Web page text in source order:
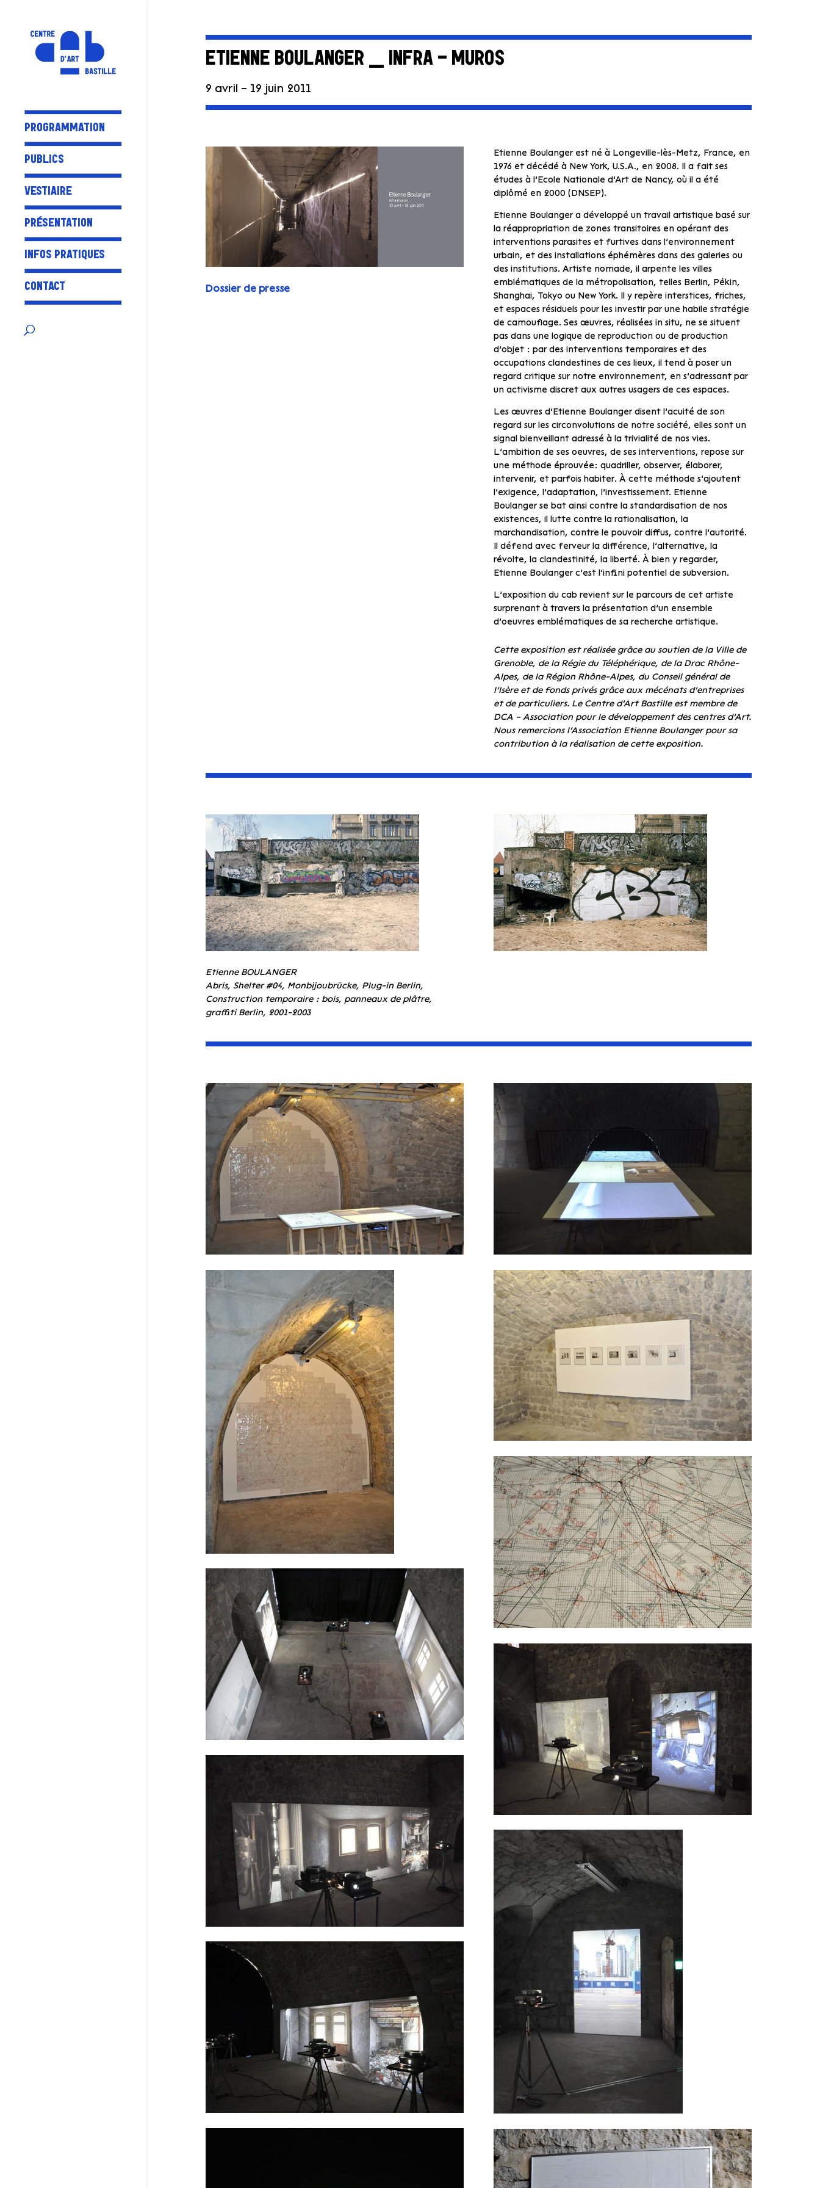
PROGRAMMATION
PUBLICS
VESTIAIRE
PRÉSENTATION
INFOS PRATIQUES
CONTACT
ETIENNE BOULANGER _ INFRA – MUROS
9 avril – 19 juin 2011
Dossier de presse
Etienne Boulanger est né à Longeville-lès-Metz, France, en
1976 et décédé à New York, U.S.A., en 2008. Il a fait ses
études à l’Ecole Nationale d’Art de Nancy, où il a été
diplômé en 2000 (DNSEP).
Etienne Boulanger a développé un travail artistique basé sur
la réappropriation de zones transitoires en opérant des
interventions parasites et furtives dans l’environnement
urbain, et des installations éphémères dans des galeries ou
des institutions. Artiste nomade, il arpente les villes
emblématiques de la métropolisation, telles Berlin, Pékin,
Shanghai, Tokyo ou New York. Il y repère interstices, friches,
et espaces résiduels pour les investir par une habile stratégie
de camouflage. Ses œuvres, réalisées in situ, ne se situent
pas dans une logique de reproduction ou de production
d’objet : par des interventions temporaires et des
occupations clandestines de ces lieux, il tend à poser un
regard critique sur notre environnement, en s’adressant par
un activisme discret aux autres usagers de ces espaces.
Les œuvres d’Etienne Boulanger disent l’acuité de son
regard sur les circonvolutions de notre société, elles sont un
signal bienveillant adressé à la trivialité de nos vies.
L’ambition de ses oeuvres, de ses interventions, repose sur
une méthode éprouvée: quadriller, observer, élaborer,
intervenir, et parfois habiter. À cette méthode s’ajoutent
l’exigence, l’adaptation, l’investissement. Etienne
Boulanger se bat ainsi contre la standardisation de nos
existences, il lutte contre la rationalisation,la
marchandisation, contre le pouvoir diffus, contre l’autorité.
Il défend avec ferveur la différence, l’alternative, la
révolte, la clandestinité, la liberté. À bien y regarder,
Etienne Boulanger c’est l’infini potentiel de subversion.
L’exposition du cab revient sur le parcours de cet artiste
surprenant à travers la présentation d’un ensemble
d’oeuvres emblématiques de sa recherche artistique.
Cette exposition est réalisée grâce au soutien de la Ville de
Grenoble, de la Régie du Téléphérique, de la Drac Rhône-
Alpes, de la Région Rhône-Alpes, du Conseil général de
l’Isère et de fonds privés grâce aux mécénats d’entreprises
et de particuliers. Le Centre d’Art Bastille est membre de
DCA – Association pour le développement des centres d’Art.
Nous remercions l’Association Etienne Boulanger pour sa
contribution à la réalisation de cette exposition.
Etienne BOULANGER
Abris, Shelter #04, Monbijoubrücke, Plug-in Berlin,
Construction temporaire : bois, panneaux de plâtre,
graffiti Berlin, 2001-2003